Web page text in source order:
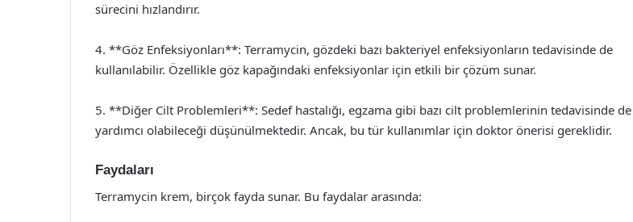
sürecini hızlandırır.
4. **Göz Enfeksiyonları**: Terramycin, gözdeki bazı bakteriyel enfeksiyonların tedavisinde de
kullanılabilir. Özellikle göz kapağındaki enfeksiyonlar için etkili bir çözüm sunar.
5. **Diğer Cilt Problemleri**: Sedef hastalığı, egzama gibi bazı cilt problemlerinin tedavisinde de
yardımcı olabileceği düşünülmektedir. Ancak, bu tür kullanımlar için doktor önerisi gereklidir.
Faydaları
Terramycin krem, birçok fayda sunar. Bu faydalar arasında: